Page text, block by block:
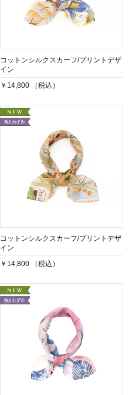
コットンシルクスカーフ/プリントデザ
イン
￥14,800 （税込）
コットンシルクスカーフ/プリントデザ
イン
￥14,800 （税込）